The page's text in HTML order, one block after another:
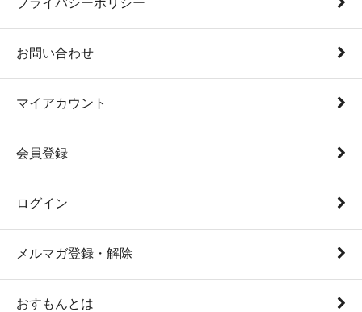
プライバシーポリシー
お問い合わせ
マイアカウント
会員登録
ログイン
メルマガ登録・解除
おすもんとは